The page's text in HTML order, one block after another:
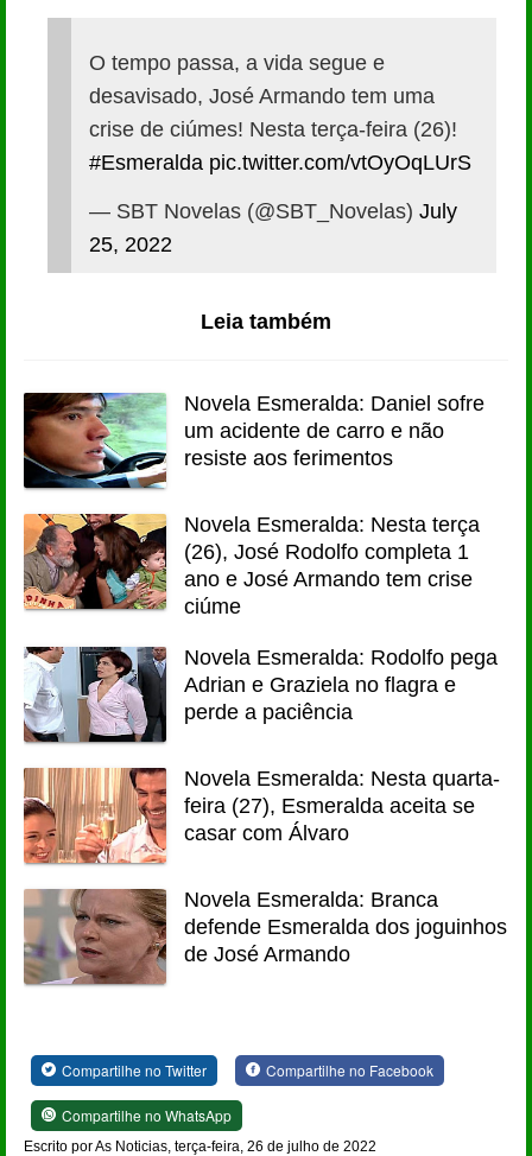
O tempo passa, a vida segue e
desavisado, José Armando tem uma
crise de ciúmes! Nesta terça-feira (26)!
#Esmeralda pic.twitter.com/vtOyOqLUrS
— SBT Novelas (@SBT_Novelas) July
25, 2022
Leia também
Novela Esmeralda: Daniel sofre
um acidente de carro e não
resiste aos ferimentos
Novela Esmeralda: Nesta terça
(26), José Rodolfo completa 1
ano e José Armando tem crise
ciúme
Novela Esmeralda: Rodolfo pega
Adrian e Graziela no flagra e
perde a paciência
Novela Esmeralda: Nesta quarta-
feira (27), Esmeralda aceita se
casar com Álvaro
Novela Esmeralda: Branca
defende Esmeralda dos joguinhos
de José Armando
Compartilhe no Twitter Compartilhe no Facebook
Compartilhe no WhatsApp
Escrito por As Noticias, terça-feira, 26 de julho de 2022